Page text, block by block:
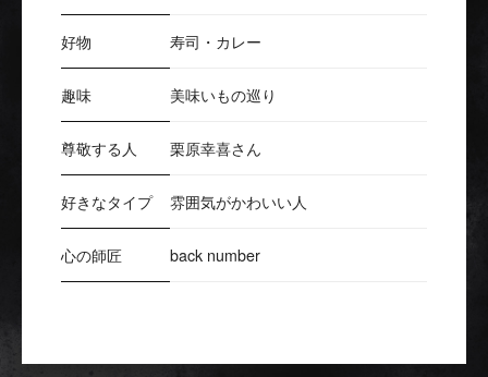
好物 寿司・カレー
趣味 美味いもの巡り
尊敬する人 栗原幸喜さん
好きなタイプ 雰囲気がかわいい人
心の師匠 back number